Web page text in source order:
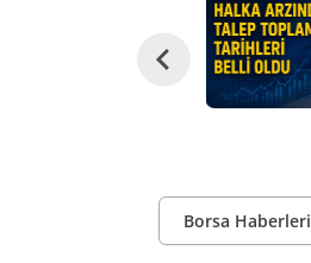
Borsa Haberleri